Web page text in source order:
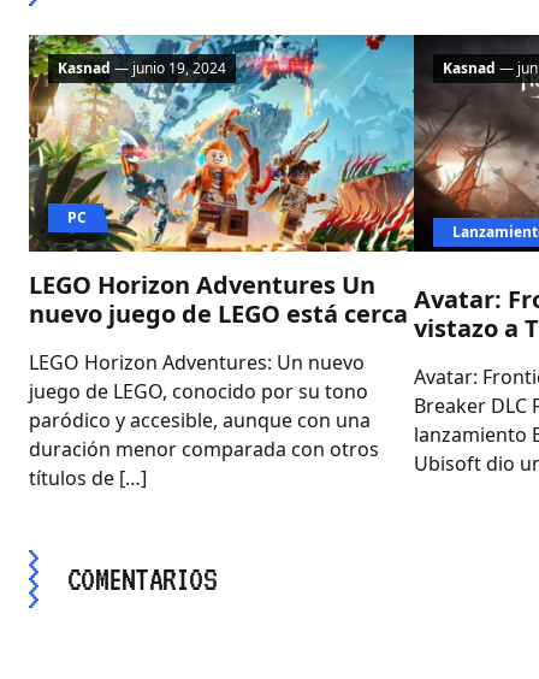
LEGO Horizon Adventures Un
nuevo juego de LEGO está cerca
LEGO Horizon Adventures: Un nuevo
juego de LEGO, conocido por su tono
paródico y accesible, aunque con una
duración menor comparada con otros
títulos de […]
PC
Kasnad — junio 19, 2024
Avatar:
vistazo a
Avatar:
Breaker DLC
lanzamiento
Ubisoft dio
Kasnad —
COMENTARIOS